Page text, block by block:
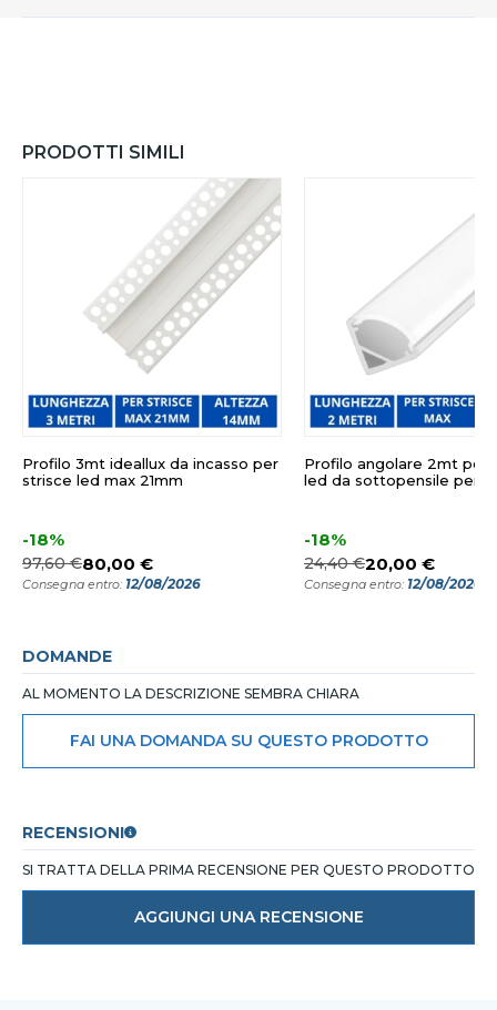
PRODOTTI SIMILI
Profilo 3mt ideallux da incasso per
strisce led max 21mm
-18%
97,60 €80,00 €
Consegna entro: 12/08/2026
Profilo angolare 2mt per
led da sottopensile per
-18%
24,40 €20,00 €
Consegna entro: 12/08/2026
DOMANDE
AL MOMENTO LA DESCRIZIONE SEMBRA CHIARA
FAI UNA DOMANDA SU QUESTO PRODOTTO
RECENSIONI
SI TRATTA DELLA PRIMA RECENSIONE PER QUESTO PRODOTTO
AGGIUNGI UNA RECENSIONE